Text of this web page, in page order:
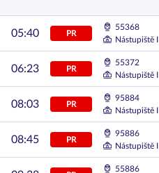
05:40 PR
55368
Nástupiště I
06:23 PR
55372
Nástupiště I
08:03 PR
95884
Nástupiště I
08:45 PR
95886
Nástupiště I
55886